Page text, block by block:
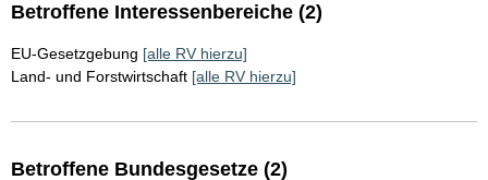
Betroffene Interessenbereiche (2)
EU-Gesetzgebung [alle RV hierzu]
Land- und Forstwirtschaft [alle RV hierzu]
Betroffene Bundesgesetze (2)